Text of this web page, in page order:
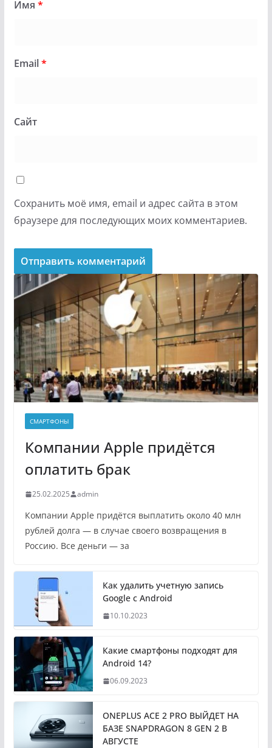
Имя *
Email*
Сайт
Сохранить моё имя, email и адрес сайта в этом
браузере для последующих моих комментариев.
СМАРТФОНЫ
Компании Apple придётся
оплатить брак
25.02.2025 admin
Компании Apple придётся выплатить около 40 млн
рублей долга — в случае своего возвращения в
Россию. Все деньги — за
Как удалить учетную запись
Google с Android
10.10.2023
Какие смартфоны подходят для
Android 14?
06.09.2023
ONEPLUS ACE 2 PRO ВЫЙДЕТ НА
БАЗЕ SNAPDRAGON 8 GEN 2 В
АВГУСТЕ